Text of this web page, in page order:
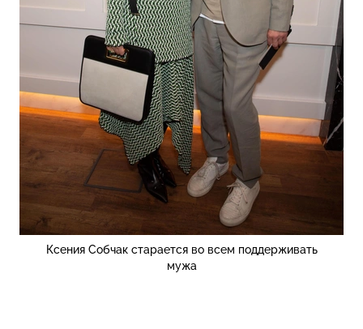
Ксения Собчак старается во всем поддерживать
мужа